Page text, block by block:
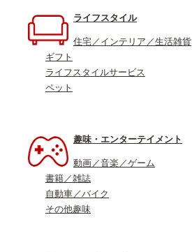
ライフスタイル
住宅／インテリア／生活雑貨
ギフト
ライフスタイルサービス
ペット
趣味・エンターテイメント
動画／音楽／ゲーム
書籍／雑誌
自動車／バイク
その他趣味